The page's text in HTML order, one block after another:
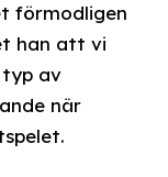
förmodligen
han att vi
typ av
när